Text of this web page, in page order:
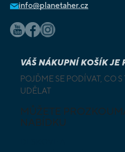
info@planetaher.cz
VÁŠ NÁKUPNÍ KOŠÍK JE
POJĎME SE PODÍVAT, CO
UDĚLAT
MŮŽETE
NABÍDKU